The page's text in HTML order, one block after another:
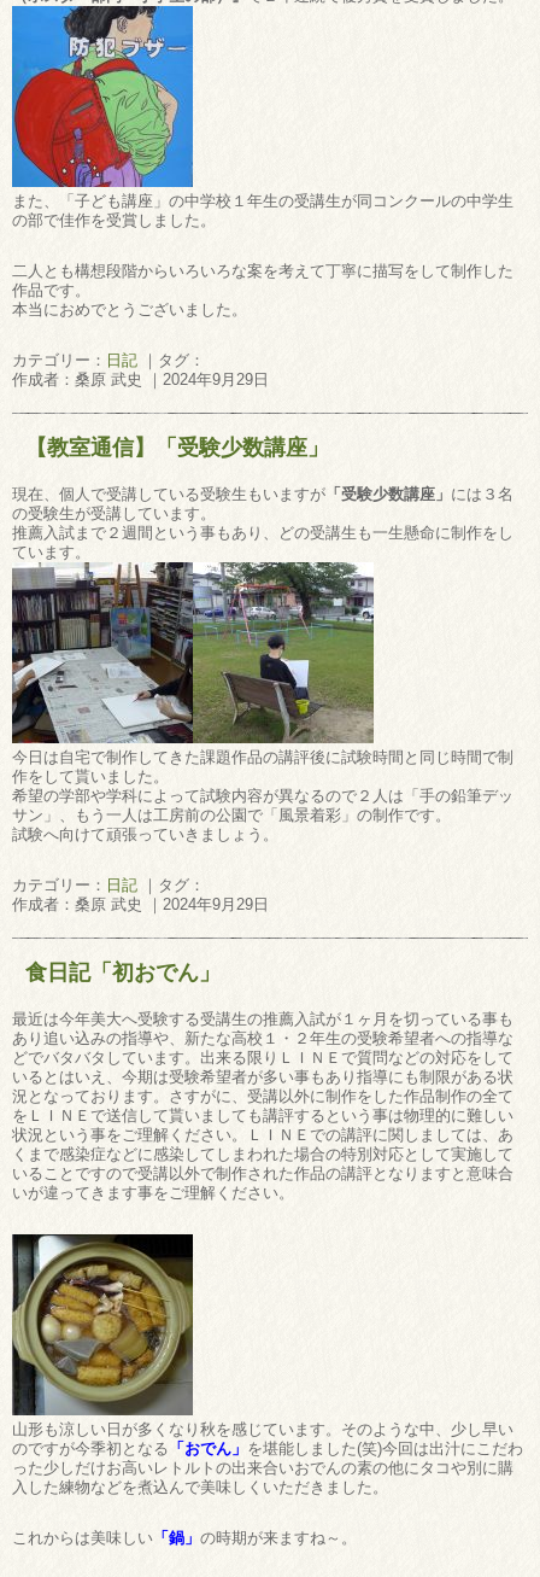
また、「子ども講座」の中学校１年生の受講生が同コンクールの中学生
の部で佳作を受賞しました。
二人とも構想段階からいろいろな案を考えて丁寧に描写をして制作した
作品です。
本当におめでとうございました。
カテゴリー： 日記 ｜タグ：
作成者：桑原 武史 ｜2024年9月29日
【教室通信】「受験少数講座」
現在、個人で受講している受験生もいますが 「受験少数講座」 には３名
の受験生が受講しています。
推薦入試まで２週間という事もあり、どの受講生も一生懸命に制作をし
ています。
今日は自宅で制作してきた課題作品の講評後に試験時間と同じ時間で制
作をして貰いました。
希望の学部や学科によって試験内容が異なるので２人は「手の鉛筆デッ
サン」、もう一人は工房前の公園で「風景着彩」の制作です。
試験へ向けて頑張っていきましょう。
カテゴリー： 日記 ｜タグ：
作成者：桑原 武史 ｜2024年9月29日
食日記「初おでん」
最近は今年美大へ受験する受講生の推薦入試が１ヶ月を切っている事も
あり追い込みの指導や、新たな高校１・２年生の受験希望者への指導な
どでバタバタしています。出来る限りＬＩＮＥで質問などの対応をして
いるとはいえ、今期は受験希望者が多い事もあり指導にも制限がある状
況となっております。さすがに、受講以外に制作をした作品制作の全て
をＬＩＮＥで送信して貰いましても講評するという事は物理的に難しい
状況という事をご理解ください。ＬＩＮＥでの講評に関しましては、あ
くまで感染症などに感染してしまわれた場合の特別対応として実施して
いることですので受講以外で制作された作品の講評となりますと意味合
いが違ってきます事をご理解ください。
山形も涼しい日が多くなり秋を感じています。そのような中、少し早い
のですが今季初となる 「おでん」 を堪能しました(笑)今回は出汁にこだわ
った少しだけお高いレトルトの出来合いおでんの素の他にタコや別に購
入した練物などを煮込んで美味しくいただきました。
これからは美味しい 「鍋」 の時期が来ますね～。